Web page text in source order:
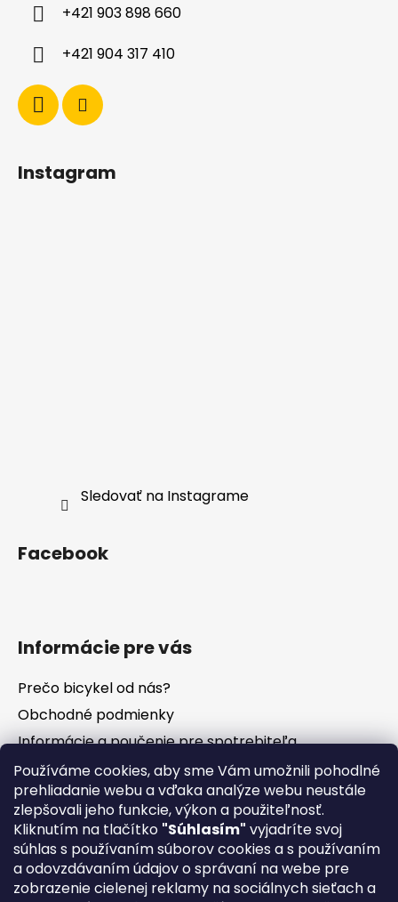
Používáme cookies, aby sme Vám umožnili pohodlné
prehliadanie webu a vďaka analýze webu neustále
zlepšovali jeho funkcie, výkon a použiteľnosť.
Kliknutím na tlačítko "Súhlasím" vyjadríte svoj
súhlas s používaním súborov cookies a s používaním
a odovzdávaním údajov o správaní na webe pre
zobrazenie cielenej reklamy na sociálnych sieťach a
+421 903 898 660
+421 904 317 410
Instagram
Sledovať na Instagrame
Facebook
Informácie pre vás
Prečo bicykel od nás?
Obchodné podmienky
Informácie a poučenie pre spotrebiteľa
Vrátenie tovaru - odstúpenie od zmluvy
Ochrana osobných údajov
Súbory cookies
Formuláre na stiahnutie
Reklamačný poriadok